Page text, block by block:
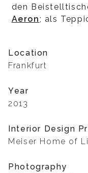
den
Aeron; als
Location
Frankfurt
Year
2013
Interior Design
Meiser Home of
Photography